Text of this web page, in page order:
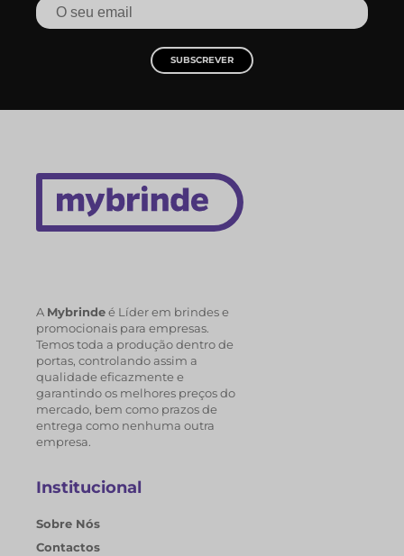
SUBSCREVER
A Mybrindeé Líder em brindes e
promocionais para empresas.
Temos toda a produção dentro de
portas, controlando assim a
qualidade eficazmente e
garantindo os melhores preços do
mercado, bem como prazos de
entrega como nenhuma outra
empresa.
Institucional
Sobre Nós
Contactos